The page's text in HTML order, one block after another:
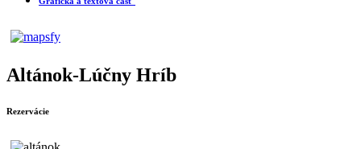
Altánok-Lúčny Hríb
Rezervácie